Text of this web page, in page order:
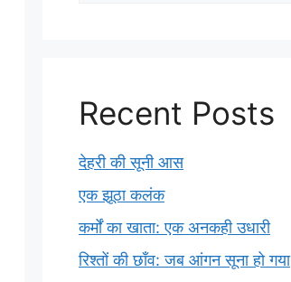
Recent Posts
देहरी की सूनी आस
एक झूठा कलंक
कर्मों का खाता: एक अनकही उधारी
रिश्तों की छाँव: जब आंगन सूना हो गया